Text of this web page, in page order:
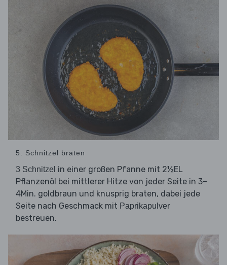
5. Schnitzel braten
3 Schnitzel in einer großen Pfanne mit 2½EL
Pflanzenöl bei mittlerer Hitze von jeder Seite in 3–
4Min. goldbraun und knusprig braten, dabei jede
Seite nach Geschmack mit Paprikapulver
bestreuen.